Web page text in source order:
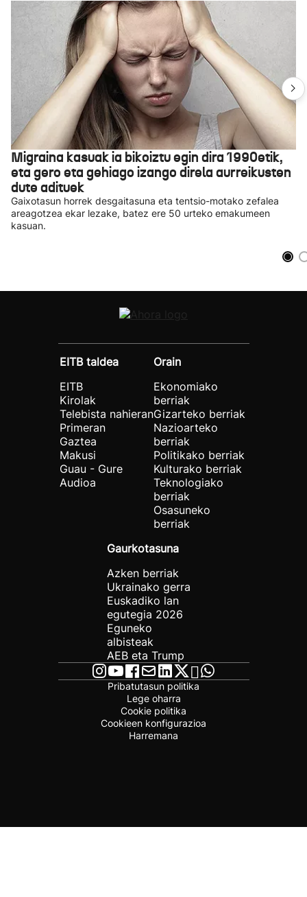
Migraina kasuak ia bikoiztu egin dira 1990etik,
eta gero eta gehiago izango direla aurreikusten
dute adituek
Gaixotasun horrek desgaitasuna eta tentsio-motako zefalea
areagotzea ekar lezake, batez ere 50 urteko emakumeen
kasuan.
EITB taldea
EITB
Kirolak
Telebista nahieran
Primeran
Gaztea
Makusi
Guau - Gure
Audioa
Orain
Ekonomiako
berriak
Gizarteko berriak
Nazioarteko
berriak
Politikako berriak
Kulturako berriak
Teknologiako
berriak
Osasuneko
berriak
Gaurkotasuna
Azken berriak
Ukrainako gerra
Euskadiko lan
egutegia 2026
Eguneko
albisteak
AEB eta Trump
Pribatutasun politika
Lege oharra
Cookie politika
Cookieen konfigurazioa
Harremana